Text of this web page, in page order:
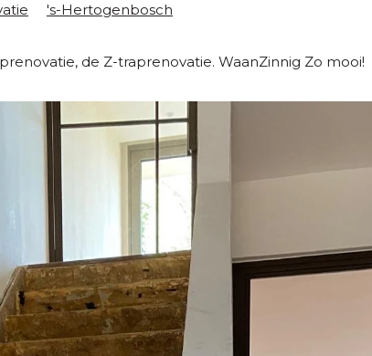
's-Hertogenbosch
de Z-traprenovatie. WaanZinnig Zo mooi!